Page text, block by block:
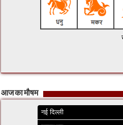
आज का मौषम
नई दिल्ली